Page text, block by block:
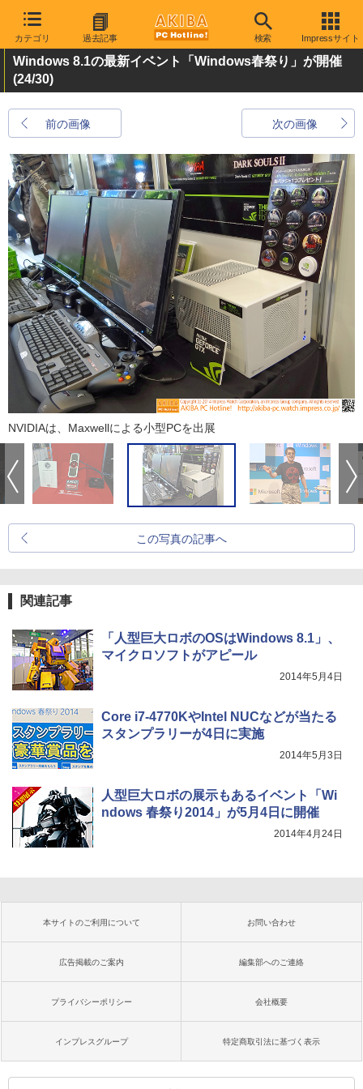
カテゴリ 過去記事 検索 Impressサイト
Windows 8.1の最新イベント「Windows春祭り」が開催
(24/30)
前の画像 次の画像
NVIDIAは、Maxwellによる小型PCを出展
この写真の記事へ
関連記事
「人型巨大ロボのOSはWindows 8.1」、
マイクロソフトがアピール
2014年5月4日
Core i7-4770KやIntel NUCなどが当たる
スタンプラリーが4日に実施
2014年5月3日
人型巨大ロボの展示もあるイベント「Wi
ndows 春祭り2014」が5月4日に開催
2014年4月24日
本サイトのご利用について お問い合わせ
広告掲載のご案内 編集部へのご連絡
プライバシーポリシー 会社概要
インプレスグループ 特定商取引法に基づく表示